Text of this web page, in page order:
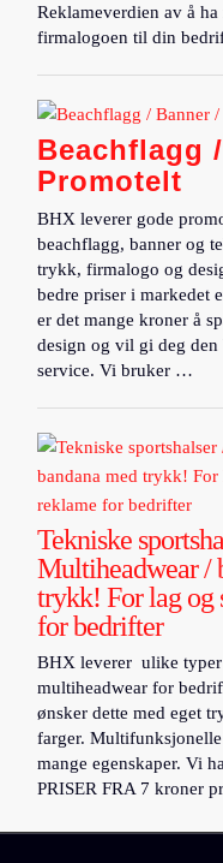
Reklameverdien av å
firmalogoen til din
Beachflagg
Promotelt
BHX leverer gode
beachflagg, banner og
trykk, firmalogo og
bedre priser i markedet
er det mange kroner å
design og vil gi deg
service. Vi bruker …
Tekniske
Multiheadwear /
trykk! For lag og
for bedrifter
BHX leverer ulike typer
multiheadwear for
ønsker dette med eget
farger.
mange egenskaper. Vi
PRISER FRA 7 kroner